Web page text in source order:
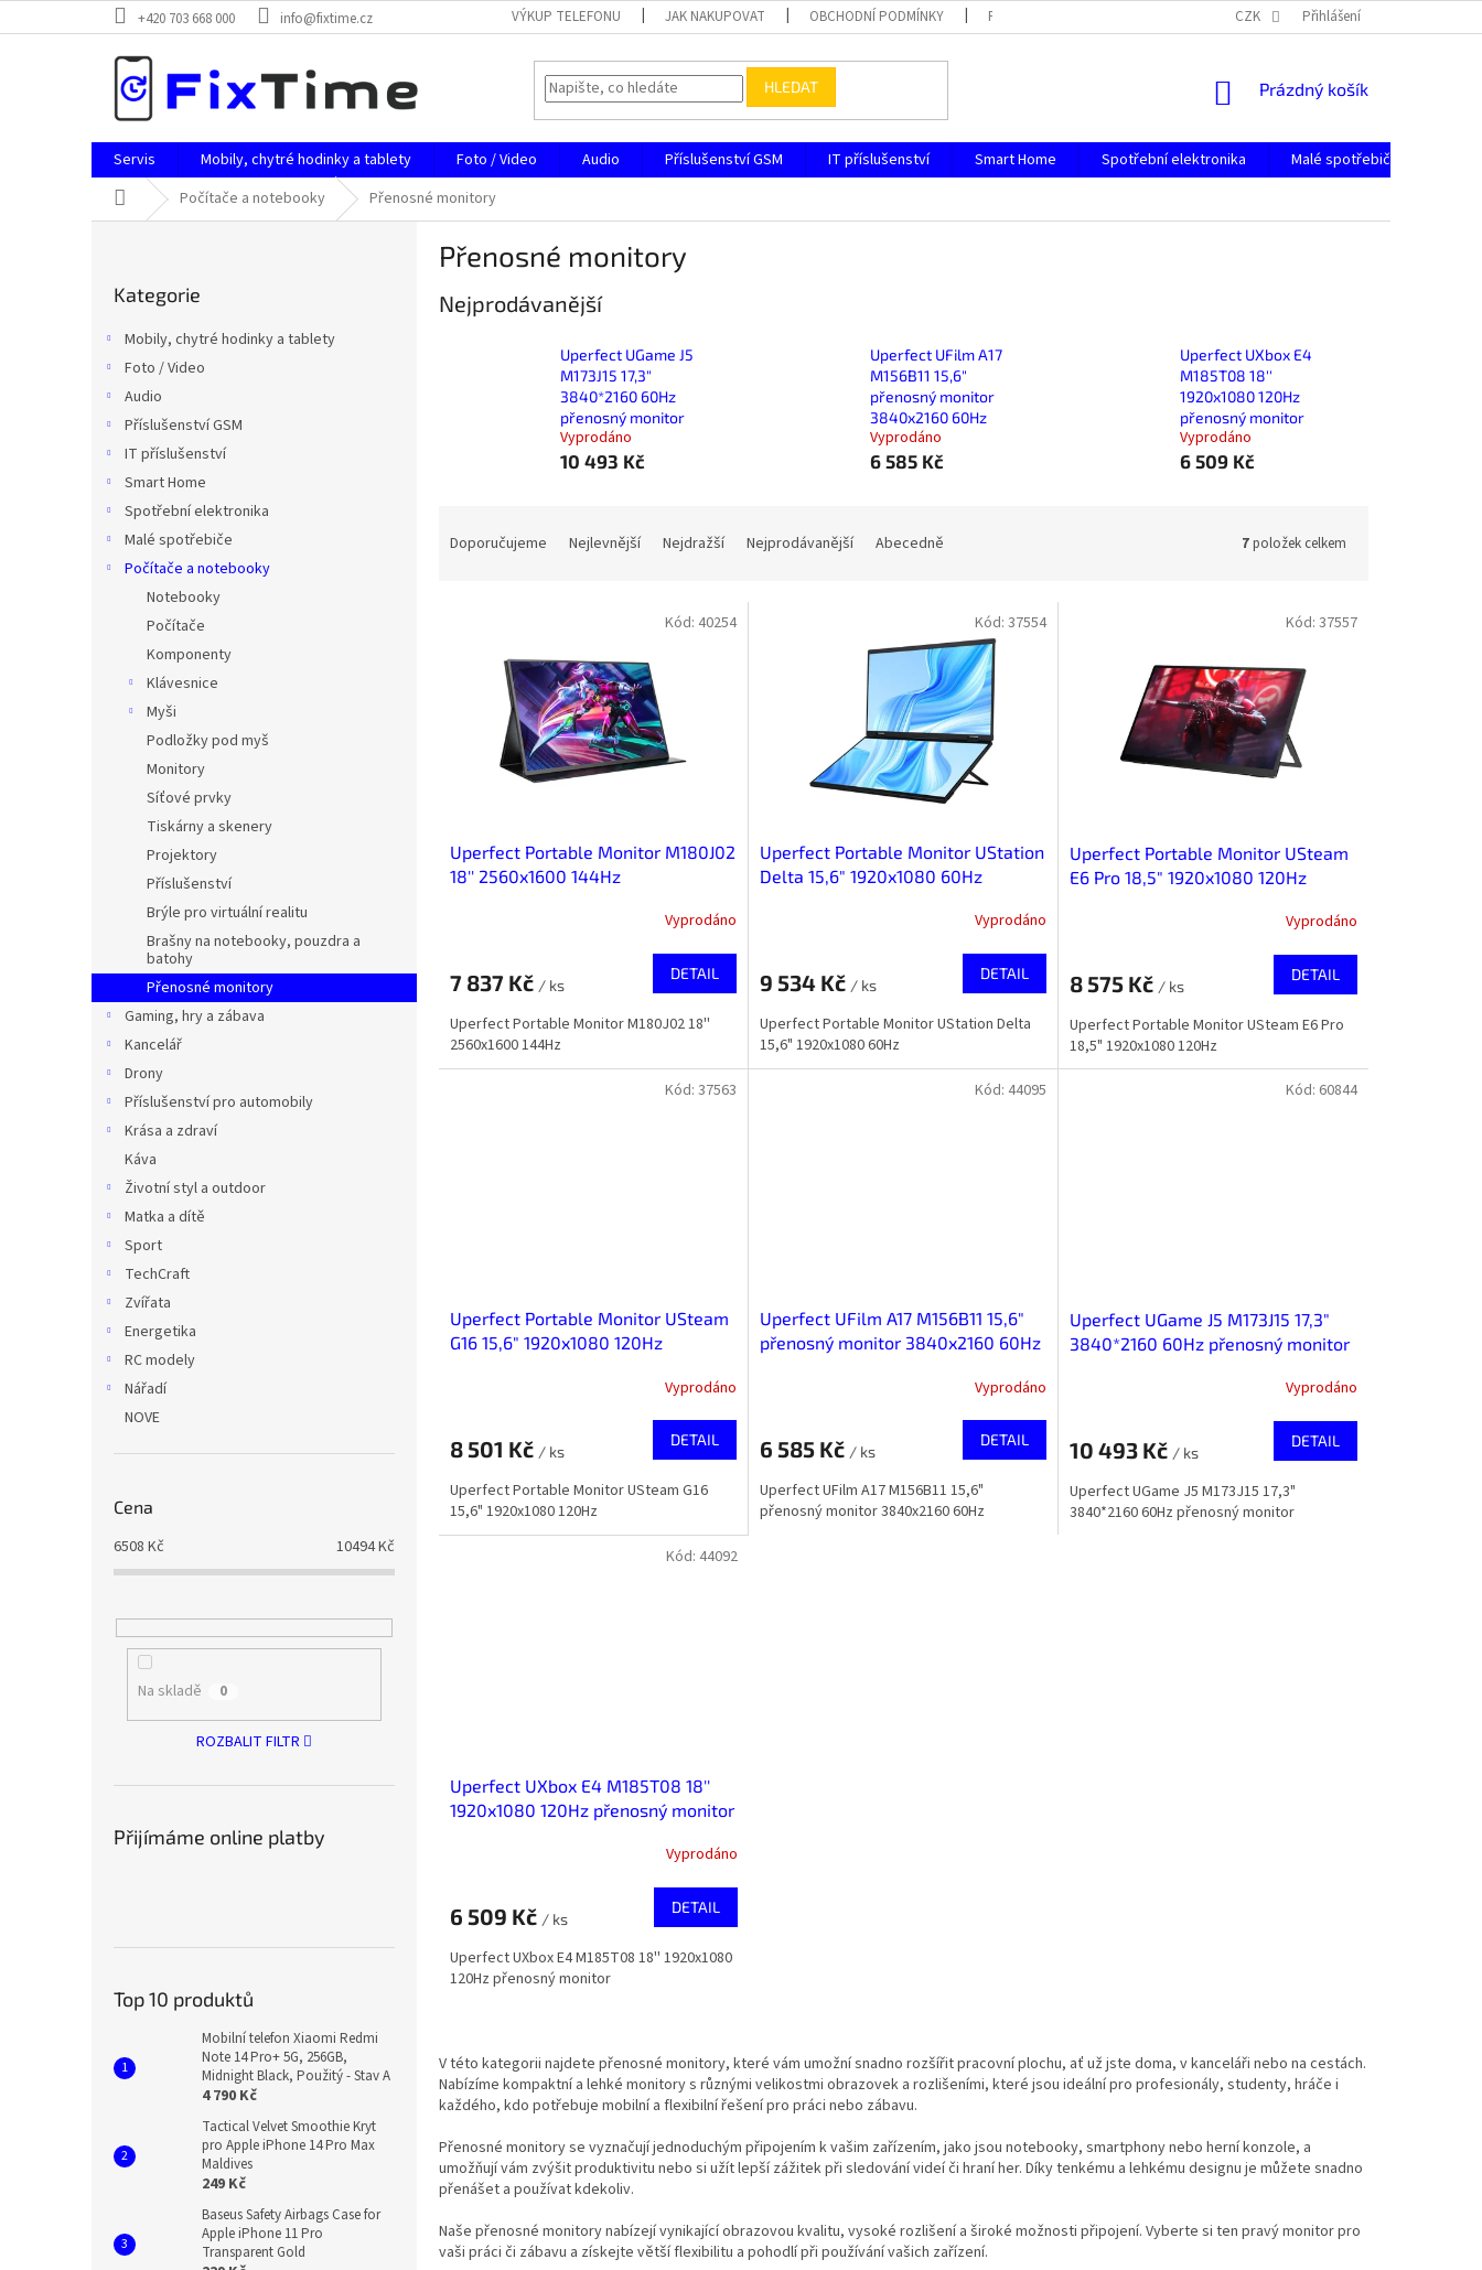
na
+420 703 668 000 info@fixtime.cz VÝKUP TELEFONU JAK NAKUPOVAT OBCHODNÍ PODMÍNKY PODMÍNKY OCHRANY OSOBNÍCH ÚDAJŮ CZK Přihlášení
HLEDAT
NÁKUPNÍ
Prázdný košík
Servis Mobily, chytré hodinky a tablety Foto / Video Audio Příslušenství GSM IT příslušenství Smart Home Spotřební elektronika Malé spotřebiče
Domů Počítače a notebooky Přenosné monitory
kategorie
Kategorie
Mobily, chytré hodinky a tablety
Foto / Video
Audio
Příslušenství GSM
IT příslušenství
Smart Home
Spotřební elektronika
Malé spotřebiče
Počítače a notebooky
Notebooky
Počítače
Komponenty
Klávesnice
Myši
Podložky pod myš
Monitory
Síťové prvky
Tiskárny a skenery
Projektory
Příslušenství
Brýle pro virtuální realitu
Brašny na notebooky, pouzdra a
batohy
Přenosné monitory
Gaming, hry a zábava
Kancelář
Drony
Příslušenství pro automobily
Krása a zdraví
Káva
Životní styl a outdoor
Matka a dítě
Sport
TechCraft
Zvířata
Energetika
RC modely
Nářadí
NOVE
Cena
6508 Kč 10494Kč
Na skladě 0
ROZBALIT FILTR
Přijímáme online platby
Top 10 produktů
Mobilní telefon Xiaomi Redmi
Note 14 Pro+ 5G, 256GB,
Midnight Black, Použitý - Stav A
4 790 Kč
Tactical Velvet Smoothie Kryt
pro Apple iPhone 14 Pro Max
Maldives
249 Kč
Baseus Safety Airbags Case for
Apple iPhone 11 Pro
Transparent Gold
Přenosné monitory
Nejprodávanější
Uperfect UGame J5
M173J15 17,3"
3840*2160 60Hz
přenosný monitor
Vyprodáno
10 493 Kč
Uperfect UFilm A17
M156B11 15,6"
přenosný monitor
3840x2160 60Hz
Vyprodáno
6 585 Kč
Uperfect UXbox E4
M185T08 18''
1920x1080 120Hz
přenosný monitor
Vyprodáno
6 509 Kč
Doporučujeme Nejlevnější Nejdražší Nejprodávanější Abecedně 7položek celkem
Uperfect Portable Monitor M180J02
18'' 2560x1600 144Hz
Vyprodáno
7 837 Kč / ks
DETAIL
Uperfect Portable Monitor M180J02 18''
2560x1600 144Hz
Kód: 40254
Uperfect Portable Monitor UStation
Delta 15,6" 1920x1080 60Hz
Vyprodáno
9 534 Kč / ks
DETAIL
Uperfect Portable Monitor UStation Delta
15,6" 1920x1080 60Hz
Kód: 37554
Uperfect Portable Monitor USteam
E6 Pro 18,5" 1920x1080 120Hz
Vyprodáno
8 575 Kč / ks
DETAIL
Uperfect Portable Monitor USteam E6 Pro
18,5" 1920x1080 120Hz
Kód: 37557
Uperfect Portable Monitor USteam
G16 15,6" 1920x1080 120Hz
Vyprodáno
8 501 Kč / ks
DETAIL
Uperfect Portable Monitor USteam G16
15,6" 1920x1080 120Hz
Kód: 37563
Uperfect UFilm A17 M156B11 15,6"
přenosný monitor 3840x2160 60Hz
Vyprodáno
6 585 Kč / ks
DETAIL
Uperfect UFilm A17 M156B11 15,6"
přenosný monitor 3840x2160 60Hz
Kód: 44095
Uperfect UGame J5 M173J15 17,3"
3840*2160 60Hz přenosný monitor
Vyprodáno
10 493 Kč / ks
DETAIL
Uperfect UGame J5 M173J15 17,3"
3840*2160 60Hz přenosný monitor
Kód: 60844
Uperfect UXbox E4 M185T08 18''
1920x1080 120Hz přenosný monitor
Vyprodáno
6 509 Kč / ks
DETAIL
Uperfect UXbox E4 M185T08 18'' 1920x1080
120Hz přenosný monitor
Kód: 44092
l
á
d
c
í
v
k
V této kategorii najdete přenosné monitory, které vám umožní snadno rozšířit pracovní plochu, ať už jste doma, v kanceláři nebo na cestách.
Nabízíme kompaktní a lehké monitory s různými velikostmi obrazovek a rozlišeními, které jsou ideální pro profesionály, studenty, hráče i
každého, kdo potřebuje mobilní a flexibilní řešení pro práci nebo zábavu.
Přenosné monitory se vyznačují jednoduchým připojením k vašim zařízením, jako jsou notebooky, smartphony nebo herní konzole, a
umožňují vám zvýšit produktivitu nebo si užít lepší zážitek při sledování videí či hraní her. Díky tenkému a lehkému designu je můžete snadno
přenášet a používat kdekoliv.
Naše přenosné monitory nabízejí vynikající obrazovou kvalitu, vysoké rozlišení a široké možnosti připojení. Vyberte si ten pravý monitor pro
vaši práci či zábavu a získejte větší flexibilitu a pohodlí při používání vašich zařízení.